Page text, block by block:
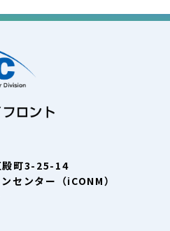
殿町3-25-14
センター（iCONM）